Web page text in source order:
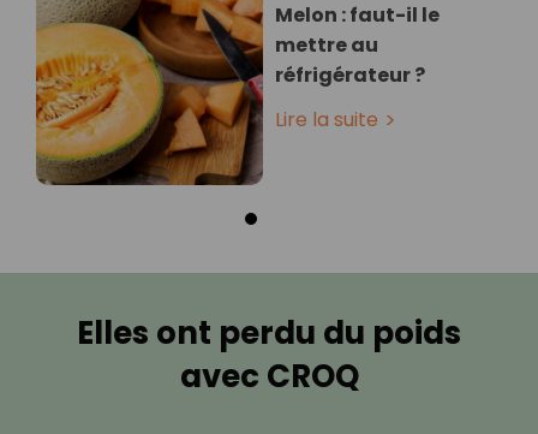
Melon : faut-il le
mettre au
réfrigérateur ?
Lire la suite
Elles ont perdu du poids
avec CROQ